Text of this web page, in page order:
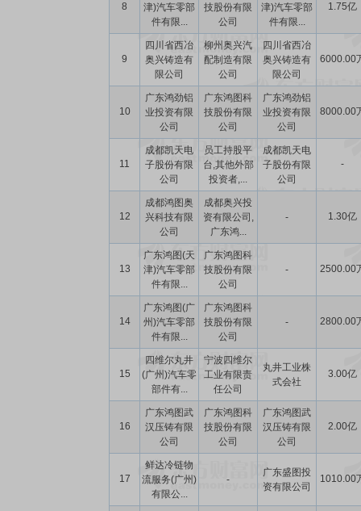
8
津)汽车零部
件有限...
技股份有限
公司
津)汽车零部
件有限...
1.75亿
9
四川省西冶
奥兴铸造有
限公司
柳州奥兴汽
配制造有限
公司
四川省西冶
奥兴铸造有
限公司
6000.00
10
广东鸿劲铝
业投资有限
公司
广东鸿图科
技股份有限
公司
广东鸿劲铝
业投资有限
公司
8000.00
11
成都凯天电
子股份有限
公司
员工持股平
台,其他外部
投资者,...
成都凯天电
子股份有限
公司
-
12
成都鸿图奥
兴科技有限
公司
成都奥兴投
资有限公司,
广东鸿...
- 1.30亿
13
广东鸿图(天
津)汽车零部
件有限...
广东鸿图科
技股份有限
公司
- 2500.00
14
广东鸿图(广
州)汽车零部
件有限...
广东鸿图科
技股份有限
公司
- 2800.00
15
四维尔丸井
(广州)汽车零
部件有...
宁波四维尔
工业有限责
任公司
丸井工业株
式会社
3.00亿
16
广东鸿图武
汉压铸有限
公司
广东鸿图科
技股份有限
公司
广东鸿图武
汉压铸有限
公司
2.00亿
17
鲜达冷链物
流服务(广州)
有限公...
-
广东盛图投
资有限公司
1010.00